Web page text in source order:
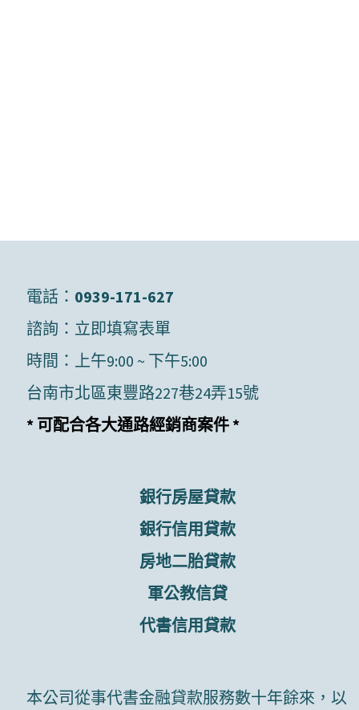
電話： 0939-171-627
諮詢： 立即填寫表單
時間：上午9:00 ~ 下午5:00
台南市北區東豐路227巷24弄15號
* 可配合各大通路經銷商案件 *
銀行房屋貸款
銀行信用貸款
房地二胎貸款
軍公教信貸
代書信用貸款
本公司從事代書金融貸款服務數十年餘來，以